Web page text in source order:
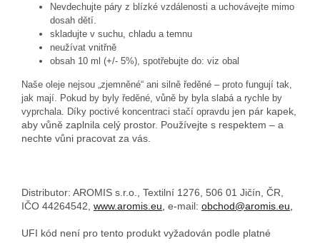
Nevdechujte páry z blízké vzdálenosti a uchovávejte mimo
dosah dětí.
skladujte v suchu, chladu a temnu
neužívat vnitřně
obsah 10 ml (+/- 5%), spotřebujte do: viz obal
Naše oleje nejsou „zjemněné“ ani silně ředěné – proto fungují tak,
jak mají. Pokud by byly ředěné, vůně by byla slabá a rychle by
vyprchala. Díky poctivé koncentraci stačí opravdu jen pár kapek,
aby vůně zaplnila celý prostor. Používejte s respektem – a
nechte vůni pracovat za vás.
Distributor: AROMIS s.r.o., Textilní 1276, 506 01 Jičín, ČR,
IČO 44264542, www.aromis.eu, e-mail: obchod@aromis.eu,
UFI kód není pro tento produkt vyžadován podle platné